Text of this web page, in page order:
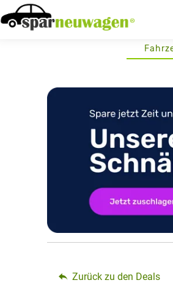
Skip
to
Zurück zu den Deals